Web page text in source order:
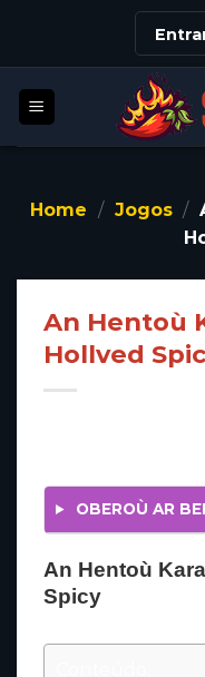
content
Home / Jogos /
An Hentoù
Hollved
OBEROÙ AR
An Hentoù
Spicy